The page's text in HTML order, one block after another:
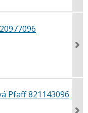
Pfaff 821143096